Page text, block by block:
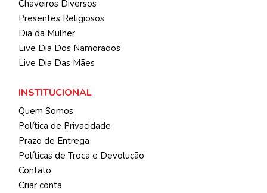
Chaveiros Diversos
Presentes Religiosos
Dia da Mulher
Live Dia Dos Namorados
Live Dia Das Mães
INSTITUCIONAL
Quem Somos
Política de Privacidade
Prazo de Entrega
Políticas de Troca e Devolução
Contato
Criar conta